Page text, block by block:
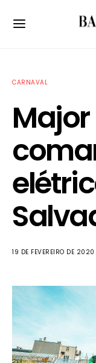
CARNAVAL
Major
19 DE FEVEREIRO DE 2020